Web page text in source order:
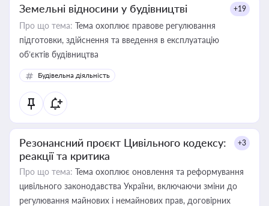
Земельні відносини у будівництві +19
Про що тема: Тема охоплює правове регулювання
підготовки, здійснення та введення в експлуатацію
об’єктів будівництва
Будівельна діяльність
Резонансний проєкт Цивільного кодексу:
реакції та критика
+3
Про що тема: Тема охоплює оновлення та реформування
цивільного законодавства України, включаючи зміни до
регулювання майнових і немайнових прав, договірних